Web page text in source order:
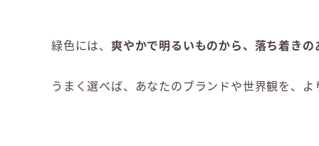
緑色には、 爽やかで明るいものから、落ち着き
うまく選べば、あなたのブランドや世界観を、